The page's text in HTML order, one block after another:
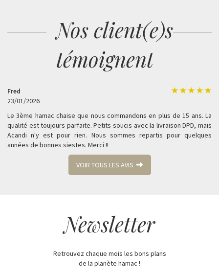
Nos client(e)s
témoignent
Fred
23/01/2026
Le 3ème hamac chaise que nous commandons en plus de 15 ans. La
qualité est toujours parfaite. Petits soucis avec la livraison DPD, mais
Acandi n'y est pour rien. Nous sommes repartis pour quelques
années de bonnes siestes. Merci !!
VOIR TOUS LES AVIS
Newsletter
Retrouvez chaque mois les bons plans
de la planète hamac !